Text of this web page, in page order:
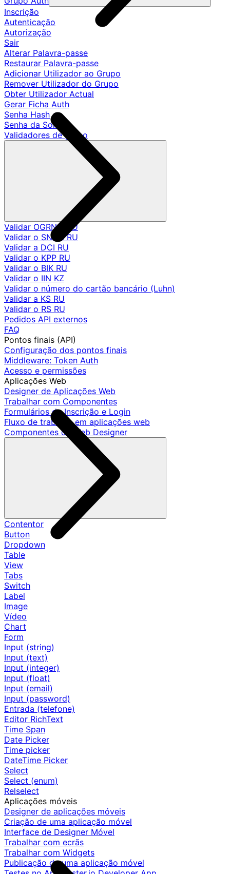
Inscrição
Autenticação
Autorização
Sair
Alterar Palavra-passe
Restaurar Palavra-passe
Adicionar Utilizador ao Grupo
Remover Utilizador do Grupo
Obter Utilizador Actual
Gerar Ficha Auth
Senha Hash
Senha da Sonda
Validadores de grupo
Validar OGRNIP RU
Validar o SNILS RU
Validar a DCI RU
Validar o KPP RU
Validar o BIK RU
Validar o IIN KZ
Validar o número do cartão bancário (Luhn)
Validar a KS RU
Validar o RS RU
Pedidos API externos
FAQ
Pontos finais (API)
Configuração dos pontos finais
Middleware: Token Auth
Acesso e permissões
Aplicações Web
Designer de Aplicações Web
Trabalhar com Componentes
Formulários de Inscrição e Login
Fluxo de trabalho em aplicações web
Componentes de Web Designer
Contentor
Button
Dropdown
Table
View
Tabs
Switch
Label
Image
Vídeo
Chart
Form
Input (string)
Input (text)
Input (integer)
Input (float)
Input (email)
Input (password)
Entrada (telefone)
Editor RichText
Time Span
Date Picker
Time picker
DateTime Picker
Select
Select (enum)
Relselect
Aplicações móveis
Designer de aplicações móveis
Criação de uma aplicação móvel
Interface de Designer Móvel
Trabalhar com ecrãs
Trabalhar com Widgets
Publicação de uma aplicação móvel